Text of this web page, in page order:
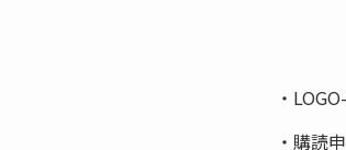
購読